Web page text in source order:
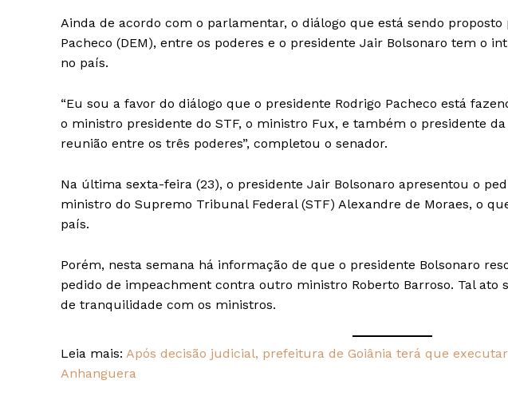
Ainda de acordo com o parlamentar, o diálogo que está sendo proposto
Pacheco (DEM), entre os poderes e o presidente Jair Bolsonaro tem o
no país.
“Eu sou a favor do diálogo que o presidente Rodrigo Pacheco está
o ministro presidente do STF, o ministro Fux, e também o presidente
reunião entre os três poderes”, completou o senador.
Na última sexta-feira (23), o presidente Jair Bolsonaro apresentou o
ministro do Supremo Tribunal Federal (STF) Alexandre de Moraes, o
país.
Porém, nesta semana há informação de que o presidente Bolsonaro
pedido de impeachment contra outro ministro Roberto Barroso. Tal ato
de tranquilidade com os ministros.
Leia mais: Após decisão judicial, prefeitura de Goiânia terá que
Anhanguera